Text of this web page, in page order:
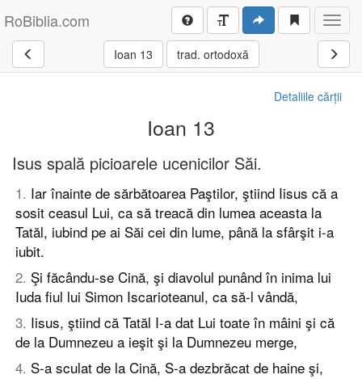
RoBiblia.com
Ioan 13 trad. ortodoxă
Detaliile cărții
Ioan 13
Isus spală picioarele ucenicilor Săi.
1. Iar înainte de sărbătoarea Paştilor, ştiind Iisus că a
sosit ceasul Lui, ca să treacă din lumea aceasta la
Tatăl, iubind pe ai Săi cei din lume, până la sfârşit i-a
iubit.
2. Şi făcându-se Cină, şi diavolul punând în inima lui
Iuda fiul lui Simon Iscarioteanul, ca să-l vândă,
3. Iisus, ştiind că Tatăl I-a dat Lui toate în mâini şi că
de la Dumnezeu a ieşit şi la Dumnezeu merge,
4. S-a sculat de la Cină, S-a dezbrăcat de haine şi,